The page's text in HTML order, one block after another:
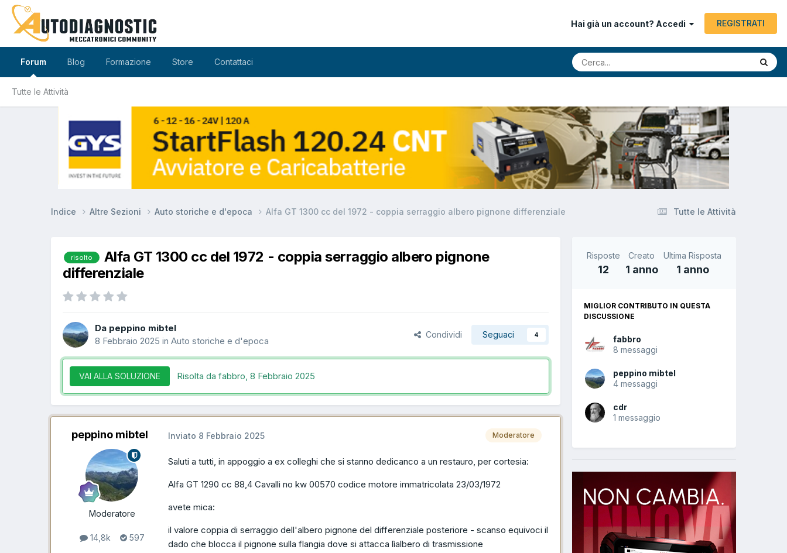
Hai già un account? Accedi REGISTRATI
Forum
Tutte le Attività
Blog Formazione Store Contattaci
Tutte le Attività
Indice Altre Sezioni Auto storiche e d'epoca Alfa GT 1300 cc del 1972 - coppia serraggio albero pignone differenziale
risolto
Alfa GT 1300 cc del 1972 - coppia serraggio albero pignone
differenziale
Da peppino mibtel
8 Febbraio 2025 in Auto storiche e d'epoca
Condividi Seguaci 4
VAI ALLA SOLUZIONE Risolta da fabbro, 8 Febbraio 2025
peppino mibtel
Moderatore
14,8k 597
Moderatore
Inviato 8 Febbraio 2025
Saluti a tutti, in appoggio a ex colleghi che si stanno dedicanco a un restauro, per cortesia:
Alfa GT 1290 cc 88,4 Cavalli no kw 00570 codice motore immatricolata 23/03/1972
avete mica:
il valore coppia di serraggio dell'albero pignone del differenziale posteriore - scanso equivoci il
dado che blocca il pignone sulla flangia dove si attacca lìalbero di trasmissione
Risposte
12
Creato
1 anno
Ultima Risposta
1 anno
MIGLIOR CONTRIBUTO IN QUESTA
DISCUSSIONE
fabbro
8 messaggi
peppino mibtel
4 messaggi
cdr
1 messaggio